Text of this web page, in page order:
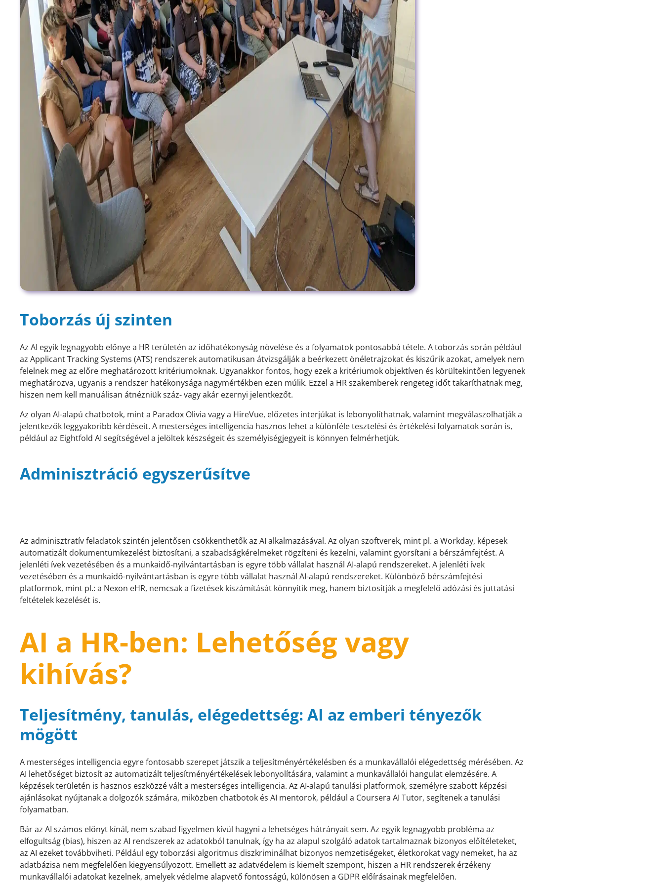
Toborzás új szinten
Az AI egyik legnagyobb előnye a HR területén az időhatékonyság növelése és a folyamatok pontosabbá tétele. A toborzás során például
az Applicant Tracking Systems (ATS) rendszerek automatikusan átvizsgálják a beérkezett önéletrajzokat és kiszűrik azokat, amelyek nem
felelnek meg az előre meghatározott kritériumoknak. Ugyanakkor fontos, hogy ezek a kritériumok objektíven és körültekintően legyenek
meghatározva, ugyanis a rendszer hatékonysága nagymértékben ezen múlik. Ezzel a HR szakemberek rengeteg időt takaríthatnak meg,
hiszen nem kell manuálisan átnézniük száz- vagy akár ezernyi jelentkezőt.
Az olyan AI-alapú chatbotok, mint a Paradox Olivia vagy a HireVue, előzetes interjúkat is lebonyolíthatnak, valamint megválaszolhatják a
jelentkezők leggyakoribb kérdéseit. A mesterséges intelligencia hasznos lehet a különféle tesztelési és értékelési folyamatok során is,
például az Eightfold AI segítségével a jelöltek készségeit és személyiségjegyeit is könnyen felmérhetjük.
Adminisztráció egyszerűsítve
Az adminisztratív feladatok szintén jelentősen csökkenthetők az AI alkalmazásával. Az olyan szoftverek, mint pl. a Workday, képesek
automatizált dokumentumkezelést biztosítani, a szabadságkérelmeket rögzíteni és kezelni, valamint gyorsítani a bérszámfejtést. A
jelenléti ívek vezetésében és a munkaidő-nyilvántartásban is egyre több vállalat használ AI-alapú rendszereket. A jelenléti ívek
vezetésében és a munkaidő-nyilvántartásban is egyre több vállalat használ AI-alapú rendszereket. Különböző bérszámfejtési
platformok, mint pl.: a Nexon eHR, nemcsak a fizetések kiszámítását könnyítik meg, hanem biztosítják a megfelelő adózási és juttatási
feltételek kezelését is.
AI a HR-ben: Lehetőség vagy
kihívás?
Teljesítmény, tanulás, elégedettség: AI az emberi tényezők
mögött
A mesterséges intelligencia egyre fontosabb szerepet játszik a teljesítményértékelésben és a munkavállalói elégedettség mérésében. Az
AI lehetőséget biztosít az automatizált teljesítményértékelések lebonyolítására, valamint a munkavállalói hangulat elemzésére. A
képzések területén is hasznos eszközzé vált a mesterséges intelligencia. Az AI-alapú tanulási platformok, személyre szabott képzési
ajánlásokat nyújtanak a dolgozók számára, miközben chatbotok és AI mentorok, például a Coursera AI Tutor, segítenek a tanulási
folyamatban.
Bár az AI számos előnyt kínál, nem szabad figyelmen kívül hagyni a lehetséges hátrányait sem. Az egyik legnagyobb probléma az
elfogultság (bias), hiszen az AI rendszerek az adatokból tanulnak, így ha az alapul szolgáló adatok tartalmaznak bizonyos előítéleteket,
az AI ezeket továbbviheti. Például egy toborzási algoritmus diszkriminálhat bizonyos nemzetiségeket, életkorokat vagy nemeket, ha az
adatbázisa nem megfelelően kiegyensúlyozott. Emellett az adatvédelem is kiemelt szempont, hiszen a HR rendszerek érzékeny
munkavállalói adatokat kezelnek, amelyek védelme alapvető fontosságú, különösen a GDPR előírásainak megfelelően.